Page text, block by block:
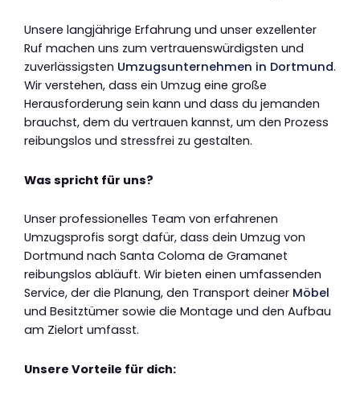
Unsere langjährige Erfahrung und unser exzellenter
Ruf machen uns zum vertrauenswürdigsten und
zuverlässigsten Umzugsunternehmen in Dortmund.
Wir verstehen, dass ein Umzug eine große
Herausforderung sein kann und dass du jemanden
brauchst, dem du vertrauen kannst, um den Prozess
reibungslos und stressfrei zu gestalten.
Was spricht für uns?
Unser professionelles Team von erfahrenen
Umzugsprofis sorgt dafür, dass dein Umzug von
Dortmund nach Santa Coloma de Gramanet
reibungslos abläuft. Wir bieten einen umfassenden
Service, der die Planung, den Transport deiner Möbel
und Besitztümer sowie die Montage und den Aufbau
am Zielort umfasst.
Unsere Vorteile für dich: